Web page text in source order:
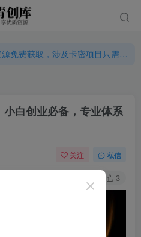
密项目只需单独购卡密（位置：网站右下悬浮按钮）
密项目只需单独购卡密（位置：网站右下悬浮按钮）
小白创业必备，专业体系
关注 私信
3